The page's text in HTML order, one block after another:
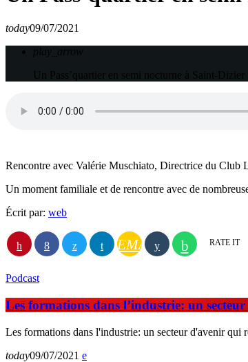
today09/07/2021
play_arrow
Un Pass’quartier en semi nocturne à Saint-Dizier
Rencontre avec Valérie Muschiato, Directrice du Club
Un moment familiale et de rencontre avec de
Écrit par: web
EMAIL RATE IT
Podcast
Les formations dans l’industrie: un
Les formations dans l'industrie: un secteur d'avenir qui
today09/07/2021